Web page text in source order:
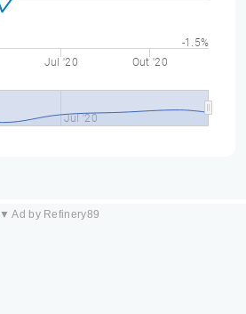
Jul '20 Out '20
Jul '20
-1.5%
▼ Ad by Refinery89